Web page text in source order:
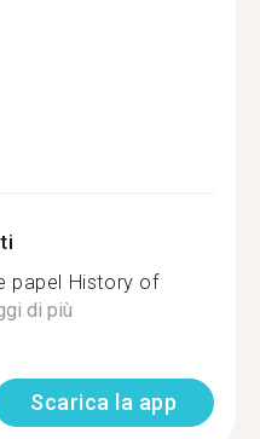
papel History of
di più
Scarica la app